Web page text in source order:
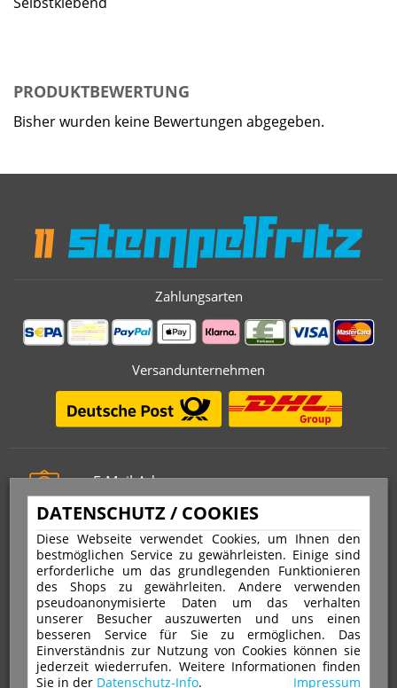
DATENSCHUTZ / COOKIES
Diese Webseite verwendet Cookies, um Ihnen den
bestmöglichen Service zu gewährleisten. Einige sind
erforderliche um das grundlegenden Funktionieren
des Shops zu gewährleiten. Andere verwenden
pseudoanonymisierte Daten um das verhalten
unserer Besucher auszuwerten und uns einen
besseren Service für Sie zu ermöglichen. Das
Einverständnis zur Nutzung von Cookies können sie
jederzeit wiederrufen. Weitere Informationen finden
Sie in der Datenschutz-Info. Impressum
PRODUKTBEWERTUNG
Bisher wurden keine Bewertungen abgegeben.
Zahlungsarten
Versandunternehmen
E-Mail-Adresse
info@stempelfritz.de
Telefon
0221 677 812 08
Über uns
VERTRAG WIDERRUFEN
IMPRESSUM